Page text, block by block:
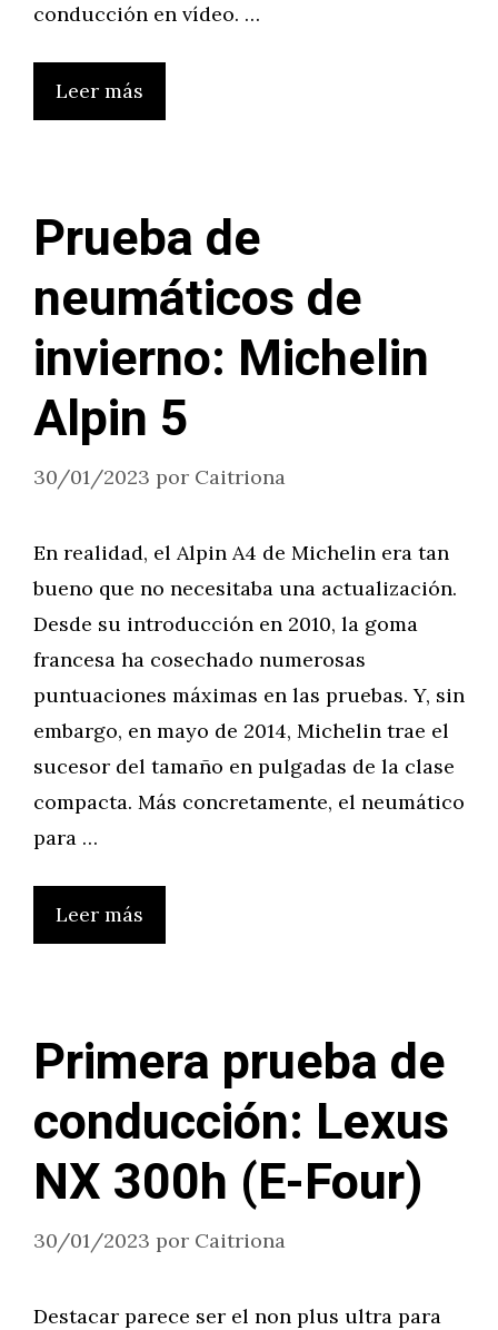
conducción en vídeo. …
Leer más
Prueba de
neumáticos de
invierno: Michelin
Alpin 5
30/01/2023 por Caitriona
En realidad, el Alpin A4 de Michelin era tan
bueno que no necesitaba una actualización.
Desde su introducción en 2010, la goma
francesa ha cosechado numerosas
puntuaciones máximas en las pruebas. Y, sin
embargo, en mayo de 2014, Michelin trae el
sucesor del tamaño en pulgadas de la clase
compacta. Más concretamente, el neumático
para …
Leer más
Primera prueba de
conducción: Lexus
NX 300h (E-Four)
30/01/2023 por Caitriona
Destacar parece ser el non plus ultra para